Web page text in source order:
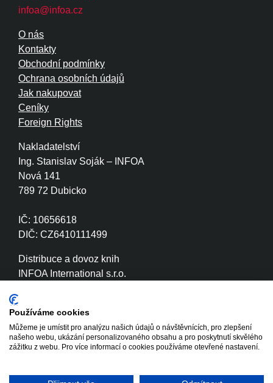
infoa@infoa.cz
Nakladatelství
Ing. Stanislav Soják – INFOA
Nová 141
789 72 Dubicko
IČ: 10656618
DIČ: CZ6410111499
Distribuce a dovoz knih
INFOA International s.r.o.
IČ: 26870886
DIČ: CZ26870886
O nás
Kontakty
Obchodní podmínky
Ochrana osobních údajů
Jak nakupovat
Ceníky
Foreign Rights
Používáme cookies
Můžeme je umístit pro analýzu našich údajů o návštěvnících, pro zlepšení
našeho webu, ukázání personalizovaného obsahu a pro poskytnutí skvělého
zážitku z webu. Pro více informací o cookies používáme otevřené nastavení.